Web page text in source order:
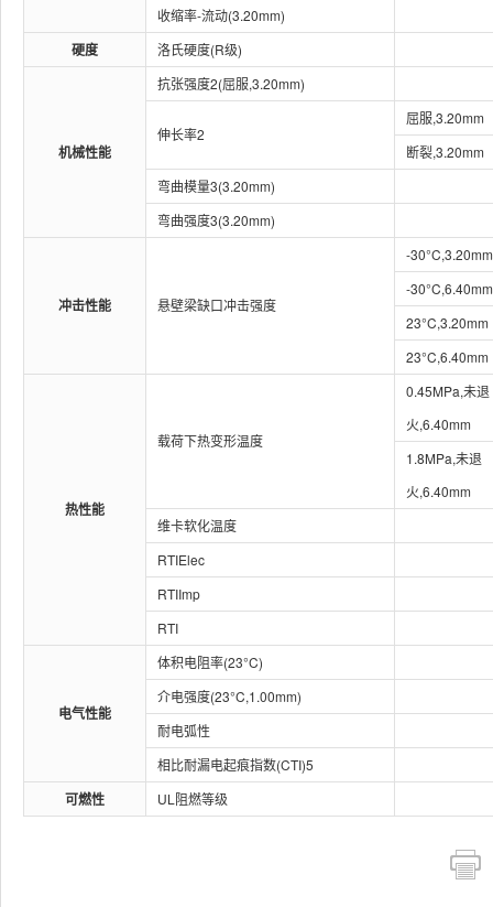
收缩率-流动(3.20mm)
硬度 洛氏硬度(R级)
机械性能
抗张强度2(屈服,3.20mm)
伸长率2
屈服,3.20mm
断裂,3.20mm
弯曲模量3(3.20mm)
弯曲强度3(3.20mm)
冲击性能 悬壁梁缺口冲击强度
-30°C,3.20mm
-30°C,6.40mm
23°C,3.20mm
23°C,6.40mm
热性能
载荷下热变形温度
0.45MPa,未退
火,6.40mm
1.8MPa,未退
火,6.40mm
维卡软化温度
RTIElec
RTIImp
RTI
电气性能
体积电阻率(23°C)
介电强度(23°C,1.00mm)
耐电弧性
相比耐漏电起痕指数(CTI)5
可燃性 UL阻燃等级